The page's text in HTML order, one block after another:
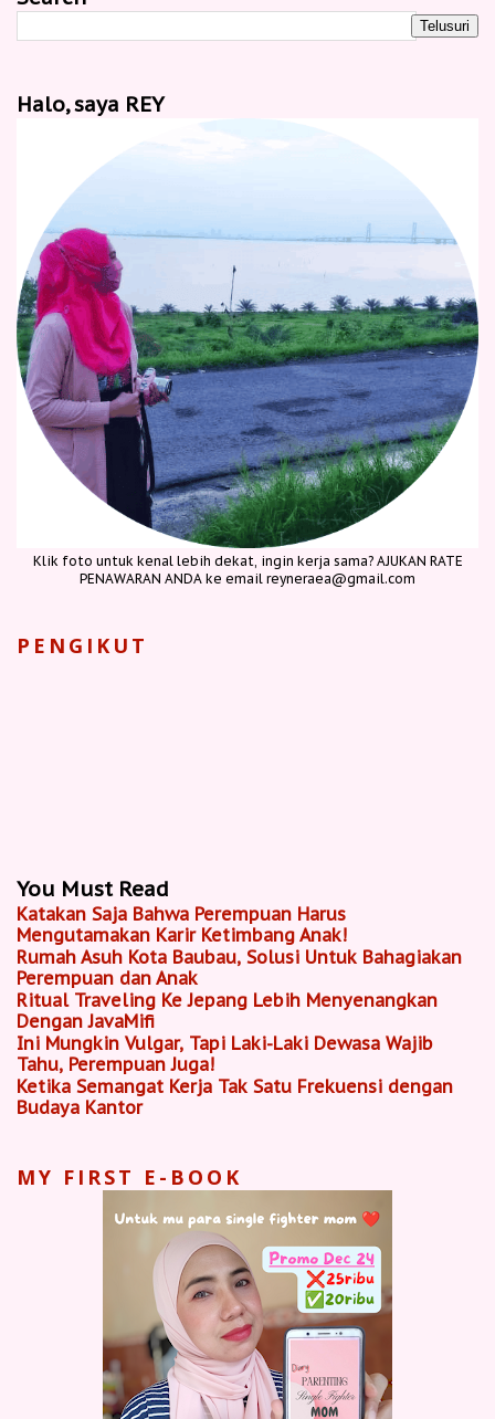
Halo, saya REY
Klik foto untuk kenal lebih dekat, ingin kerja sama? AJUKAN RATE
PENAWARAN ANDA ke email reyneraea@gmail.com
PENGIKUT
You Must Read
Katakan Saja Bahwa Perempuan Harus
Mengutamakan Karir Ketimbang Anak!
Rumah Asuh Kota Baubau, Solusi Untuk Bahagiakan
Perempuan dan Anak
Ritual Traveling Ke Jepang Lebih Menyenangkan
Dengan JavaMifi
Ini Mungkin Vulgar, Tapi Laki-Laki Dewasa Wajib
Tahu, Perempuan Juga!
Ketika Semangat Kerja Tak Satu Frekuensi dengan
Budaya Kantor
MY FIRST E-BOOK